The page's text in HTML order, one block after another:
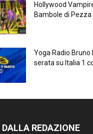
Hollywood
Bambole di Pezza
Yoga Radio
serata su Italia 1
DALLA REDAZIONE